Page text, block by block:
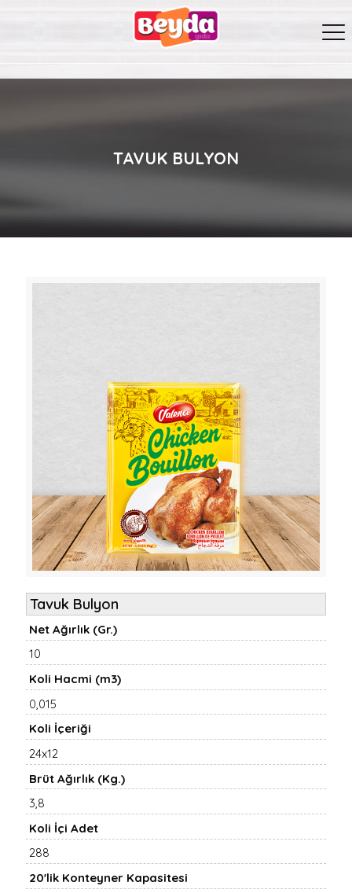
TAVUK BULYON
Tavuk Bulyon
Net Ağırlık (Gr.)
10
Koli Hacmi (m3)
0,015
Koli İçeriği
24x12
Brüt Ağırlık (Kg.)
3,8
Koli İçi Adet
288
20'lik Konteyner Kapasitesi